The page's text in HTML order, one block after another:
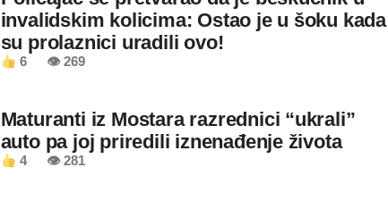
invalidskim kolicima: Ostao je u šoku kada
su prolaznici uradili ovo!
6 👁 269
Maturanti iz Mostara razrednici “ukrali”
auto pa joj priredili iznenađenje života
4 👁 281